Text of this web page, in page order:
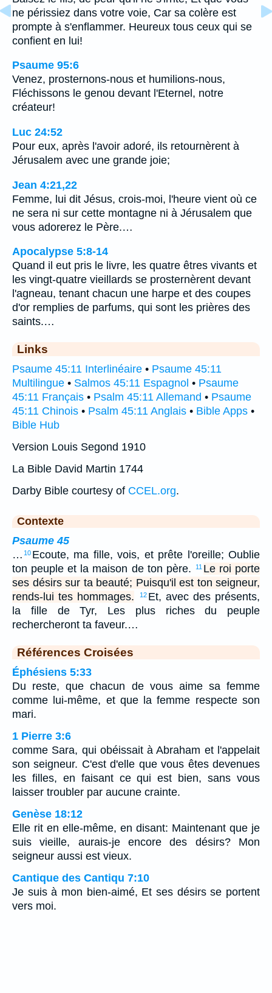
ne périssiez dans votre voie, Car sa colère est
prompte à s'enflammer. Heureux tous ceux qui se
confient en lui!
Psaume 95:6
Venez, prosternons-nous et humilions-nous,
Fléchissons le genou devant l'Eternel, notre
créateur!
Luc 24:52
Pour eux, après l'avoir adoré, ils retournèrent à
Jérusalem avec une grande joie;
Jean 4:21,22
Femme, lui dit Jésus, crois-moi, l'heure vient où ce
ne sera ni sur cette montagne ni à Jérusalem que
vous adorerez le Père.…
Apocalypse 5:8-14
Quand il eut pris le livre, les quatre êtres vivants et
les vingt-quatre vieillards se prosternèrent devant
l'agneau, tenant chacun une harpe et des coupes
d'or remplies de parfums, qui sont les prières des
saints.…
Links
Psaume 45:11 Interlinéaire • Psaume 45:11
Multilingue • Salmos 45:11 Espagnol • Psaume
45:11 Français • Psalm 45:11 Allemand • Psaume
45:11 Chinois • Psalm 45:11 Anglais • Bible Apps •
Bible Hub
Version Louis Segond 1910
La Bible David Martin 1744
Darby Bible courtesy of CCEL.org.
Contexte
Psaume 45
… 10 Ecoute, ma fille, vois, et prête l'oreille; Oublie
ton peuple et la maison de ton père.
11 Le roi porte
ses désirs sur ta beauté; Puisqu'il est ton seigneur,
rends-lui tes hommages.
12 Et, avec des présents,
la fille de Tyr, Les plus riches du peuple
rechercheront ta faveur.…
Références Croisées
Éphésiens 5:33
Du reste, que chacun de vous aime sa femme
comme lui-même, et que la femme respecte son
mari.
1 Pierre 3:6
comme Sara, qui obéissait à Abraham et l'appelait
son seigneur. C'est d'elle que vous êtes devenues
les filles, en faisant ce qui est bien, sans vous
laisser troubler par aucune crainte.
Genèse 18:12
Elle rit en elle-même, en disant: Maintenant que je
suis vieille, aurais-je encore des désirs? Mon
seigneur aussi est vieux.
Cantique des Cantiqu 7:10
Je suis à mon bien-aimé, Et ses désirs se portent
vers moi.